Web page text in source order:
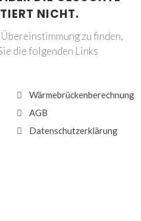
NICHT.
zu finden,
die folgenden Links
Wärmebrückenberechnung
AGB
Datenschutzerklärung